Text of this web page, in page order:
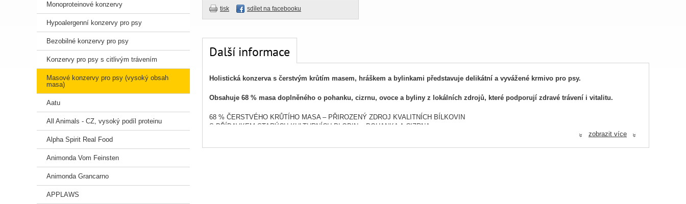
tisk sdílet na facebooku
Další informace
Holistická konzerva s čerstvým krůtím masem, hráškem a bylinkami představuje delikátní a vyvážené krmivo pro psy.
Obsahuje 68 % masa doplněného o pohanku, cizrnu, ovoce a byliny z lokálních zdrojů, které podporují zdravé trávení i vitalitu.
68 % ČERSTVÉHO KRŮTÍHO MASA – PŘIROZENÝ ZDROJ KVALITNÍCH BÍLKOVIN
S PŘÍDAVKEM STARÝCH KULTURNÍCH PLODIN – POHANKA A CIZRNA
« zobrazit více «
Monoproteinové konzervy
Hypoalergenní konzervy pro psy
Bezobilné konzervy pro psy
Konzervy pro psy s citlivým trávením
Masové konzervy pro psy (vysoký obsah
masa)
Aatu
All Animals - CZ, vysoký podíl proteinu
Alpha Spirit Real Food
Animonda Vom Feinsten
Animonda Grancarno
APPLAWS